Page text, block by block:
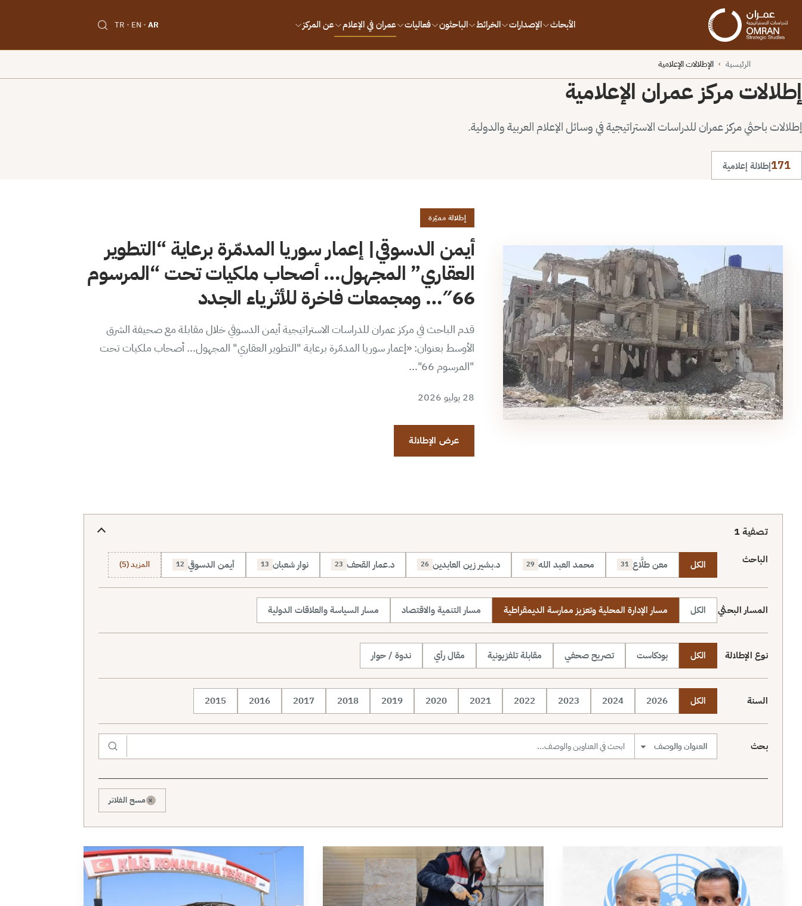
الأبحاث الإصدارات الخرائط الباحثون فعاليات عمران في الإعلام عن المركز AR
EN
TR
الرئيسية › الإطلالات الإعلامية
إطلالات مركز عمران الإعلامية
إطلالات باحثي مركز عمران للدراسات الاستراتيجية في وسائل الإعلام العربية والدولية.
171إطلالة إعلامية
إطلالة مميّزة
أيمن الدسوقي| إعمار سوريا المدمّرة برعاية “التطوير
العقاري” المجهول… أصحاب ملكيات تحت “المرسوم
66″… ومجمعات فاخرة للأثرياء الجدد
قدم الباحث في مركز عمران للدراسات الاستراتيجية أيمن الدسوقي خلال مقابلة مع صحيفة الشرق
الأوسط بعنوان: «إعمار سوريا المدمّرة برعاية "التطوير العقاري" المجهول... أصحاب ملكيات تحت
"المرسوم 66"...
28 يوليو 2026
عرض الإطلالة
تصفية1
الباحث الكل معن طلَّاع 31 محمد العبد الله 29 د.بشير زين العابدين 26 د.عمار القحف 23 نوار شعبان 13 أيمن الدسوقي 12 المزيد (5)
المسار البحثي الكل مسار الإدارة المحلية وتعزيز ممارسة الديمقراطية مسار التنمية والاقتصاد مسار السياسة والعلاقات الدولية
نوع الإطلالة الكل بودكاست تصريح صحفي مقابلة تلفزيونية مقال رأي ندوة / حوار
السنة الكل 2026
2024
2023
2022
2021
2020
2019
2018
2017
2016
2015
بحث نطاق البحث
× مسح الفلاتر